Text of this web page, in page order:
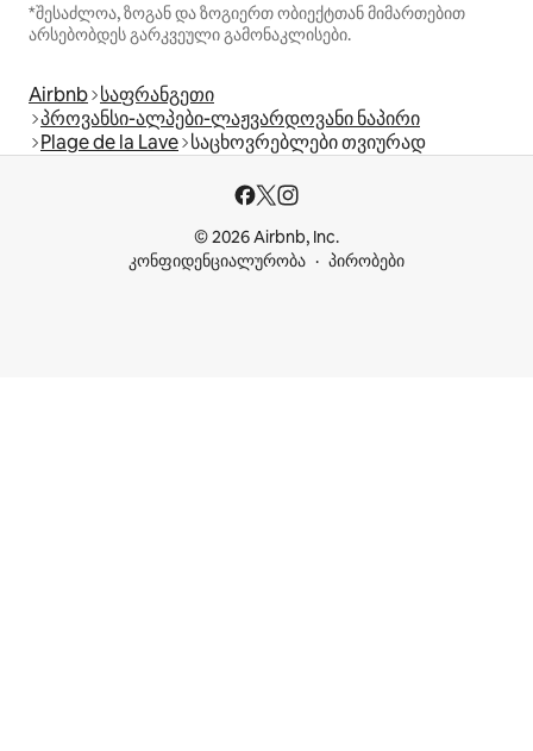
*შესაძლოა, ზოგან და ზოგიერთ ობიექტთან მიმართებით
არსებობდეს გარკვეული გამონაკლისები.
Airbnb საფრანგეთი
პროვანსი-ალპები-ლაჟვარდოვანი ნაპირი
Plage de la Lave საცხოვრებლები თვიურად
© 2026 Airbnb, Inc.
კონფიდენციალურობა
პირობები